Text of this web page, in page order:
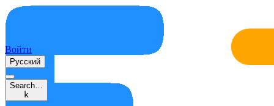
Войти
Русский
Search…
k